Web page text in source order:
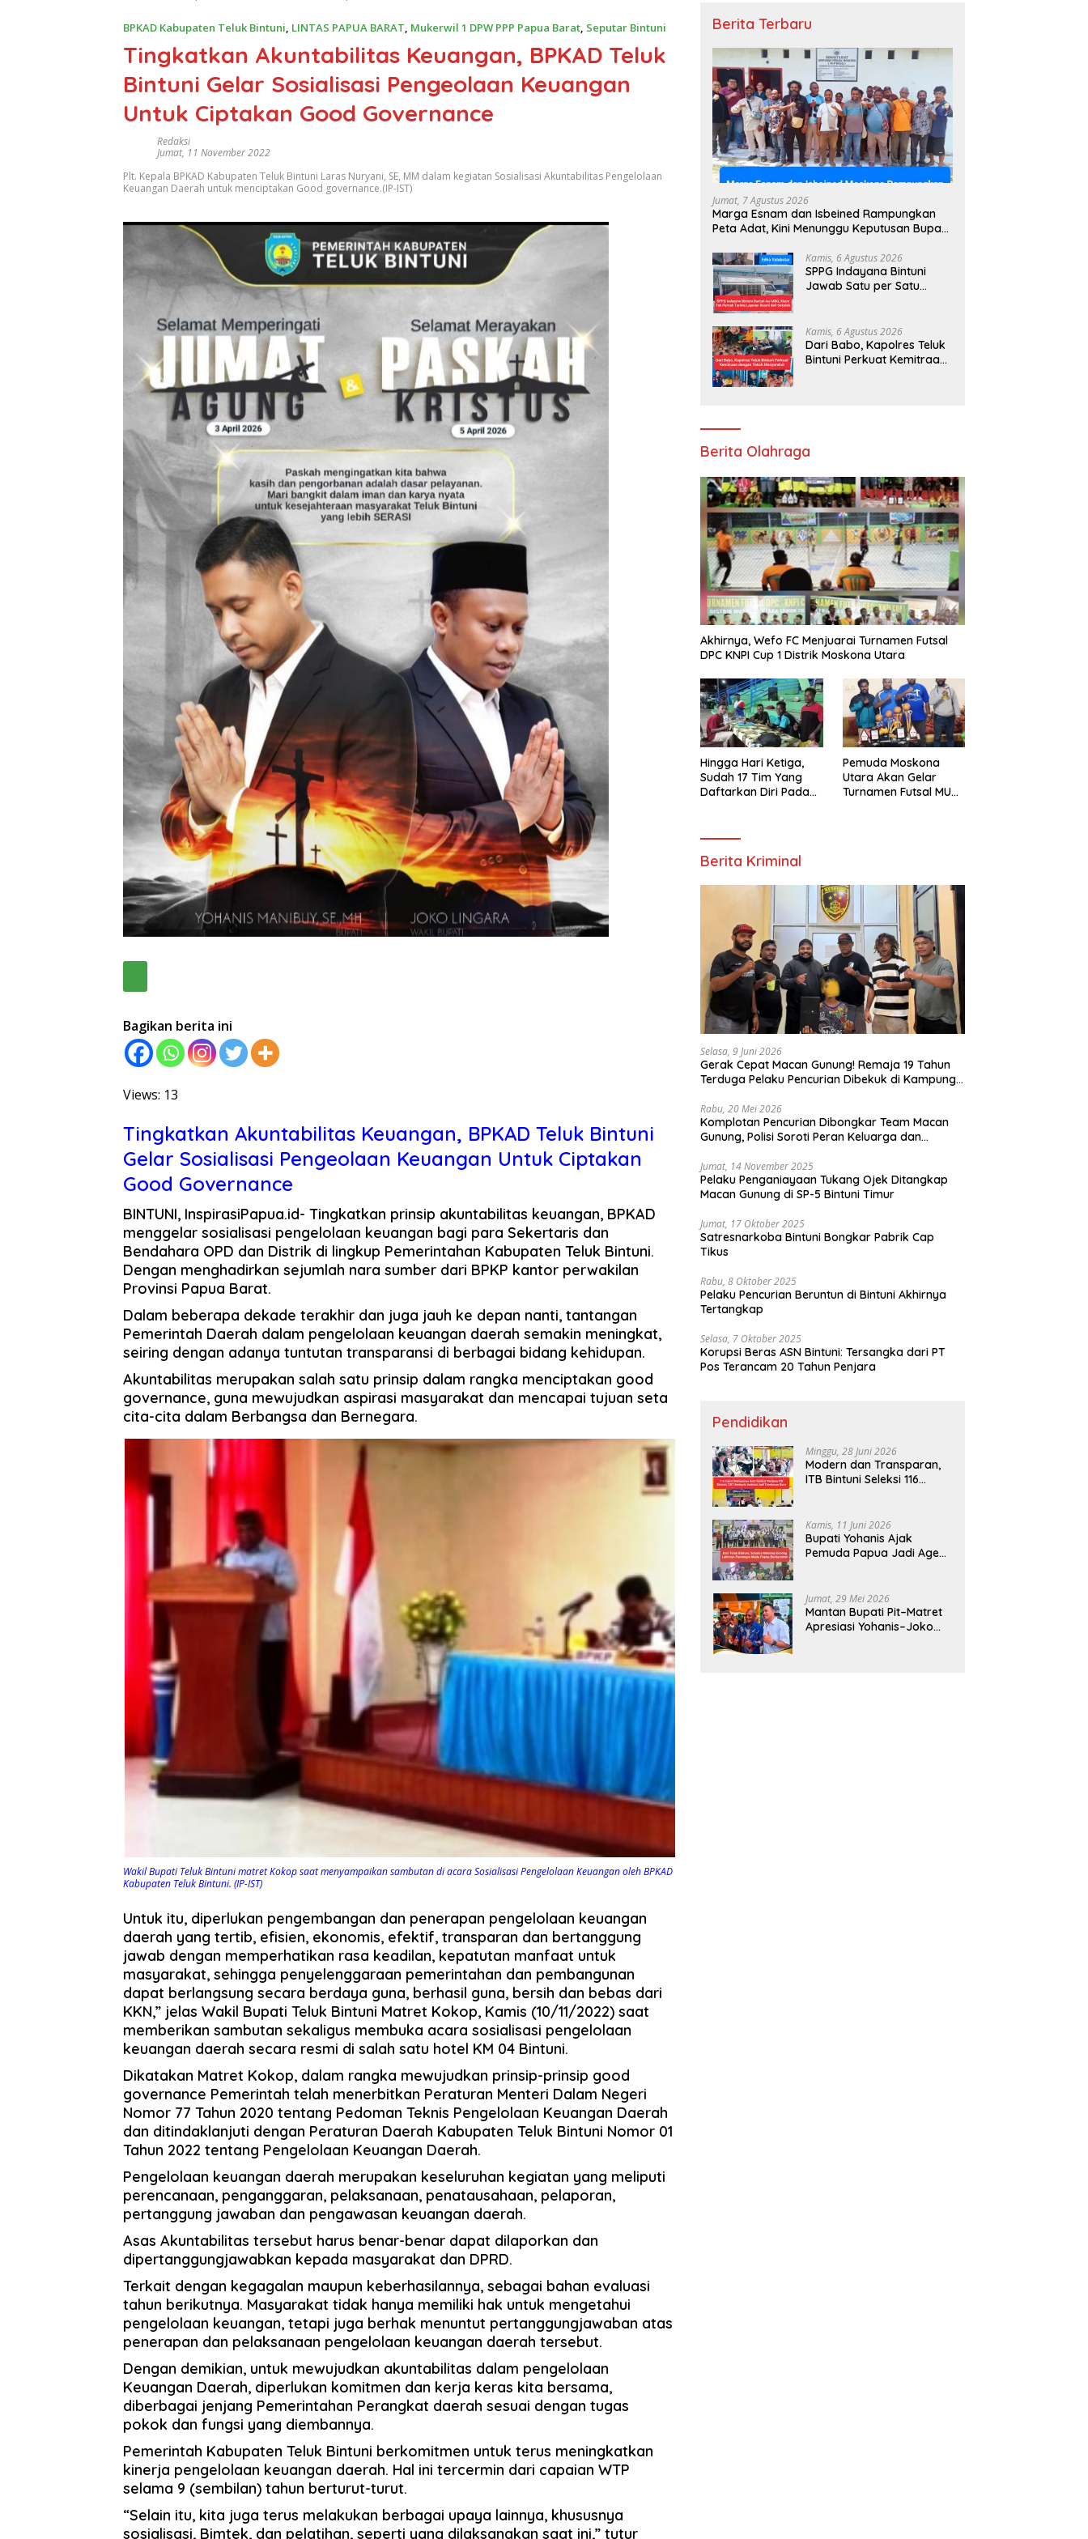
BPKAD Kabupaten Teluk Bintuni, LINTAS PAPUA BARAT, Mukerwil 1 DPW PPP Papua Barat, Seputar Bintuni
Tingkatkan Akuntabilitas Keuangan, BPKAD Teluk
Bintuni Gelar Sosialisasi Pengeolaan Keuangan
Untuk Ciptakan Good Governance
Redaksi
Jumat, 11 November 2022
Plt. Kepala BPKAD Kabupaten Teluk Bintuni Laras Nuryani, SE, MM dalam kegiatan Sosialisasi Akuntabilitas Pengelolaan
Keuangan Daerah untuk menciptakan Good governance.(IP-IST)
Bagikan berita ini
Views: 13
Tingkatkan Akuntabilitas Keuangan, BPKAD Teluk Bintuni
Gelar Sosialisasi Pengeolaan Keuangan Untuk Ciptakan
Good Governance
BINTUNI, InspirasiPapua.id- Tingkatkan prinsip akuntabilitas keuangan, BPKAD
menggelar sosialisasi pengelolaan keuangan bagi para Sekertaris dan
Bendahara OPD dan Distrik di lingkup Pemerintahan Kabupaten Teluk Bintuni.
Dengan menghadirkan sejumlah nara sumber dari BPKP kantor perwakilan
Provinsi Papua Barat.
Dalam beberapa dekade terakhir dan juga jauh ke depan nanti, tantangan
Pemerintah Daerah dalam pengelolaan keuangan daerah semakin meningkat,
seiring dengan adanya tuntutan transparansi di berbagai bidang kehidupan.
Akuntabilitas merupakan salah satu prinsip dalam rangka menciptakan good
governance, guna mewujudkan aspirasi masyarakat dan mencapai tujuan seta
cita-cita dalam Berbangsa dan Bernegara.
Wakil Bupati Teluk Bintuni matret Kokop saat menyampaikan sambutan di acara Sosialisasi Pengelolaan Keuangan oleh BPKAD
Kabupaten Teluk Bintuni. (IP-IST)
Untuk itu, diperlukan pengembangan dan penerapan pengelolaan keuangan
daerah yang tertib, efisien, ekonomis, efektif, transparan dan bertanggung
jawab dengan memperhatikan rasa keadilan, kepatutan manfaat untuk
masyarakat, sehingga penyelenggaraan pemerintahan dan pembangunan
dapat berlangsung secara berdaya guna, berhasil guna, bersih dan bebas dari
KKN,” jelas Wakil Bupati Teluk Bintuni Matret Kokop, Kamis (10/11/2022) saat
memberikan sambutan sekaligus membuka acara sosialisasi pengelolaan
keuangan daerah secara resmi di salah satu hotel KM 04 Bintuni.
Dikatakan Matret Kokop, dalam rangka mewujudkan prinsip-prinsip good
governance Pemerintah telah menerbitkan Peraturan Menteri Dalam Negeri
Nomor 77 Tahun 2020 tentang Pedoman Teknis Pengelolaan Keuangan Daerah
dan ditindaklanjuti dengan Peraturan Daerah Kabupaten Teluk Bintuni Nomor 01
Tahun 2022 tentang Pengelolaan Keuangan Daerah.
Pengelolaan keuangan daerah merupakan keseluruhan kegiatan yang meliputi
perencanaan, penganggaran, pelaksanaan, penatausahaan, pelaporan,
pertanggung jawaban dan pengawasan keuangan daerah.
Asas Akuntabilitas tersebut harus benar-benar dapat dilaporkan dan
dipertanggungjawabkan kepada masyarakat dan DPRD.
Terkait dengan kegagalan maupun keberhasilannya, sebagai bahan evaluasi
tahun berikutnya. Masyarakat tidak hanya memiliki hak untuk mengetahui
pengelolaan keuangan, tetapi juga berhak menuntut pertanggungjawaban atas
penerapan dan pelaksanaan pengelolaan keuangan daerah tersebut.
Dengan demikian, untuk mewujudkan akuntabilitas dalam pengelolaan
Keuangan Daerah, diperlukan komitmen dan kerja keras kita bersama,
diberbagai jenjang Pemerintahan Perangkat daerah sesuai dengan tugas
pokok dan fungsi yang diembannya.
Pemerintah Kabupaten Teluk Bintuni berkomitmen untuk terus meningkatkan
kinerja pengelolaan keuangan daerah. Hal ini tercermin dari capaian WTP
selama 9 (sembilan) tahun berturut-turut.
“Selain itu, kita juga terus melakukan berbagai upaya lainnya, khususnya
sosialisasi, Bimtek, dan pelatihan, seperti yang dilaksanakan saat ini,” tutur
Berita Terbaru
Jumat, 7 Agustus 2026
Marga Esnam dan Isbeined Rampungkan
Peta Adat, Kini Menunggu Keputusan Bupati
Kamis, 6 Agustus 2026
SPPG Indayana Bintuni
Jawab Satu per Satu
Gratis
Kamis, 6 Agustus 2026
Dari Babo, Kapolres Teluk
Bintuni Perkuat Kemitraan
Berita Olahraga
Akhirnya, Wefo FC Menjuarai Turnamen Futsal
DPC KNPI Cup 1 Distrik Moskona Utara
Hingga Hari Ketiga,
Sudah 17 Tim Yang
Daftarkan Diri Pada
Teluk Bintuni
Pemuda Moskona
Utara Akan Gelar
Turnamen Futsal MU
Berita Kriminal
Selasa, 9 Juni 2026
Gerak Cepat Macan Gunung! Remaja 19 Tahun
Terduga Pelaku Pencurian Dibekuk di Kampung
Rabu, 20 Mei 2026
Komplotan Pencurian Dibongkar Team Macan
Gunung, Polisi Soroti Peran Keluarga dan
Jumat, 14 November 2025
Pelaku Penganiayaan Tukang Ojek Ditangkap
Macan Gunung di SP-5 Bintuni Timur
Jumat, 17 Oktober 2025
Satresnarkoba Bintuni Bongkar Pabrik Cap
Tikus
Rabu, 8 Oktober 2025
Pelaku Pencurian Beruntun di Bintuni Akhirnya
Tertangkap
Selasa, 7 Oktober 2025
Korupsi Beras ASN Bintuni: Tersangka dari PT
Pos Terancam 20 Tahun Penjara
Pendidikan
Minggu, 28 Juni 2026
Modern dan Transparan,
ITB Bintuni Seleksi 116
Kamis, 11 Juni 2026
Bupati Yohanis Ajak
Pemuda Papua Jadi Agen
Jumat, 29 Mei 2026
Mantan Bupati Pit–Matret
Apresiasi Yohanis–Joko